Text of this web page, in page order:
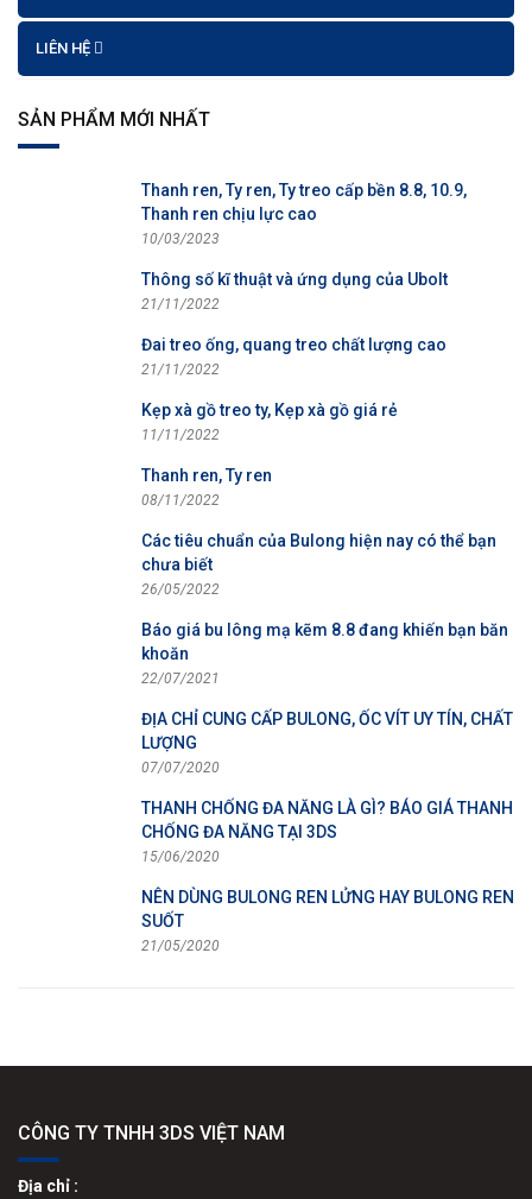
LIÊN HỆ
SẢN PHẨM MỚI NHẤT
Thanh ren, Ty ren, Ty treo cấp bền 8.8, 10.9,
Thanh ren chịu lực cao
10/03/2023
Thông số kĩ thuật và ứng dụng của Ubolt
21/11/2022
Đai treo ống, quang treo chất lượng cao
21/11/2022
Kẹp xà gồ treo ty, Kẹp xà gồ giá rẻ
11/11/2022
Thanh ren, Ty ren
08/11/2022
Các tiêu chuẩn của Bulong hiện nay có thể bạn
chưa biết
26/05/2022
Báo giá bu lông mạ kẽm 8.8 đang khiến bạn băn
khoăn
22/07/2021
ĐỊA CHỈ CUNG CẤP BULONG, ỐC VÍT UY TÍN, CHẤT
LƯỢNG
07/07/2020
THANH CHỐNG ĐA NĂNG LÀ GÌ? BÁO GIÁ THANH
CHỐNG ĐA NĂNG TẠI 3DS
15/06/2020
NÊN DÙNG BULONG REN LỬNG HAY BULONG REN
SUỐT
21/05/2020
CÔNG TY TNHH 3DS VIỆT NAM
Địa chỉ :